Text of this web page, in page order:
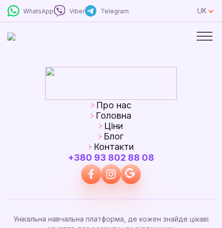
WhatsApp Viber Telegram UK
Про нас
Головна
Ціни
Блог
Контакти
+380 93 802 88 08
Унікальна навчальна платформа, де кожен знайде цікаві